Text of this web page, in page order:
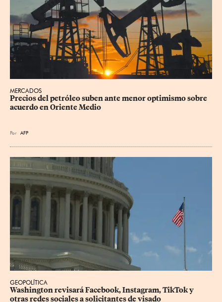
MERCADOS
Precios del petróleo suben ante menor optimismo sobre
acuerdo en Oriente Medio
Por AFP
GEOPOLÍTICA
Washington revisará Facebook, Instagram, TikTok y
otras redes sociales a solicitantes de visado